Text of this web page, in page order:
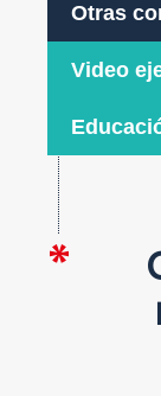
Otras
Video